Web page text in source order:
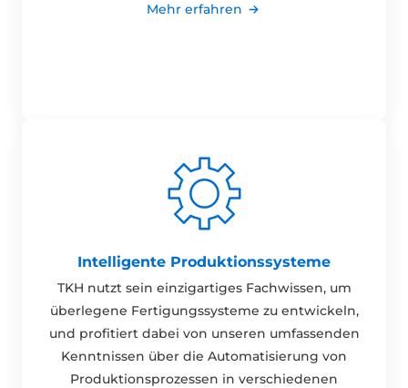
Mehr erfahren
Intelligente Produktionssysteme
TKH nutzt sein einzigartiges Fachwissen, um
überlegene Fertigungssysteme zu entwickeln,
und profitiert dabei von unseren umfassenden
Kenntnissen über die Automatisierung von
Produktionsprozessen in verschiedenen